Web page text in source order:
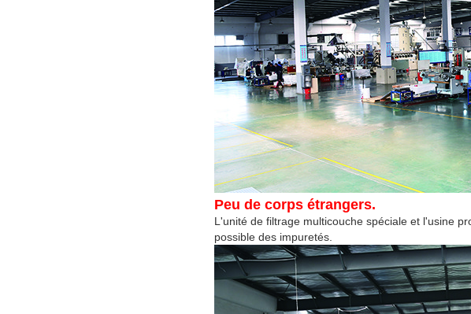
Peu de corps étrangers.
L'unité de filtrage multicouche spéciale et l'usine
possible des impuretés.